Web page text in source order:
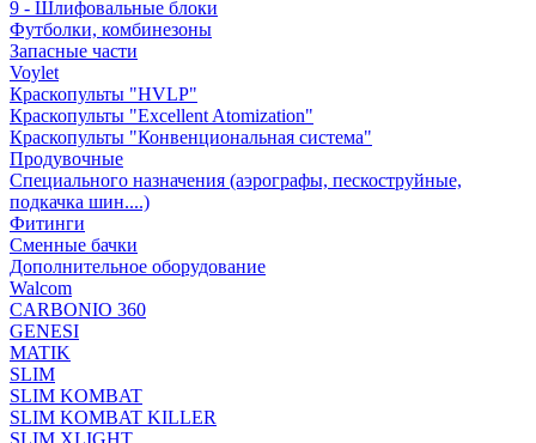
9 - Шлифовальные блоки
Футболки, комбинезоны
Запасные части
Voylet
Краскопульты "HVLP"
Краскопульты "Excellent Atomization"
Краскопульты "Конвенциональная система"
Продувочные
Специального назначения (аэрографы, пескоструйные,
подкачка шин....)
Фитинги
Сменные бачки
Дополнительное оборудование
Walcom
CARBONIO 360
GENESI
MATIK
SLIM
SLIM KOMBAT
SLIM KOMBAT KILLER
SLIM XLIGHT